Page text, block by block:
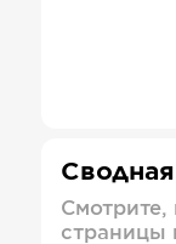
Смотрите,
страницы